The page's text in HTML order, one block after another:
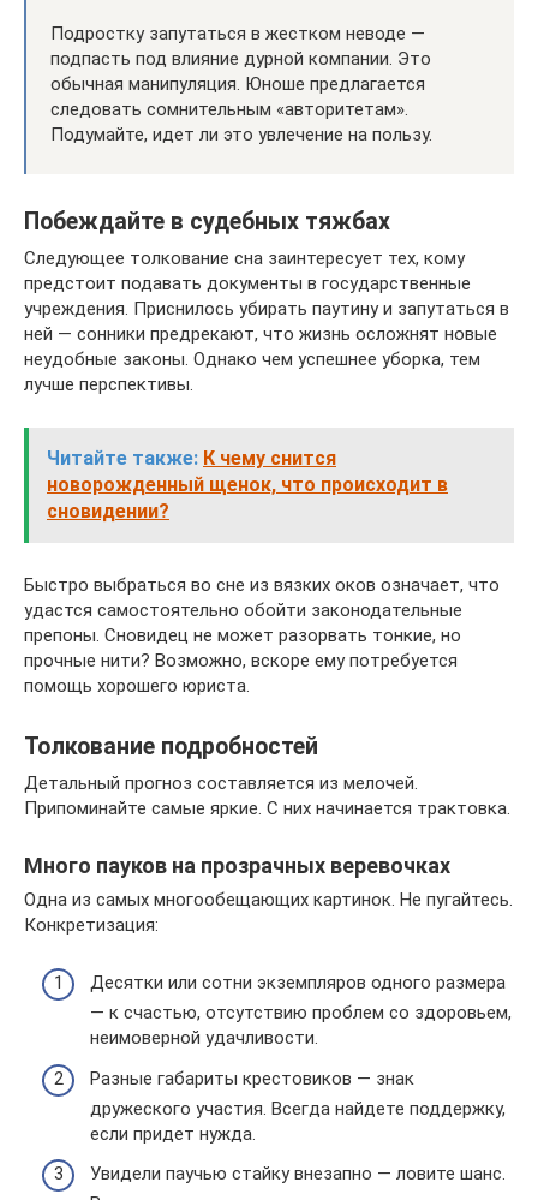
Подростку запутаться в жестком неводе —
подпасть под влияние дурной компании. Это
обычная манипуляция. Юноше предлагается
следовать сомнительным «авторитетам».
Подумайте, идет ли это увлечение на пользу.
Побеждайте в судебных тяжбах
Следующее толкование сна заинтересует тех, кому
предстоит подавать документы в государственные
учреждения. Приснилось убирать паутину и запутаться в
ней — сонники предрекают, что жизнь осложнят новые
неудобные законы. Однако чем успешнее уборка, тем
лучше перспективы.
Читайте также: К чему снится
новорожденный щенок, что происходит в
сновидении?
Быстро выбраться во сне из вязких оков означает, что
удастся самостоятельно обойти законодательные
препоны. Сновидец не может разорвать тонкие, но
прочные нити? Возможно, вскоре ему потребуется
помощь хорошего юриста.
Толкование подробностей
Детальный прогноз составляется из мелочей.
Припоминайте самые яркие. С них начинается трактовка.
Много пауков на прозрачных веревочках
Одна из самых многообещающих картинок. Не пугайтесь.
Конкретизация:
Десятки или сотни экземпляров одного размера
— к счастью, отсутствию проблем со здоровьем,
неимоверной удачливости.
Разные габариты крестовиков — знак
дружеского участия. Всегда найдете поддержку,
если придет нужда.
Увидели паучью стайку внезапно — ловите шанс.